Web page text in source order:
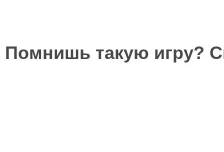
Помнишь такую игру?